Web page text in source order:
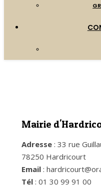
Mairie
Adresse : 33 rue
78250 Hardricourt
Email :
Tél : 01 30 99 91 00